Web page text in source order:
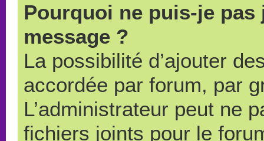
Pourquoi ne puis-je
message ?
La possibilité d’ajouter
accordée par forum, par
L’administrateur peut ne
fichiers joints pour le